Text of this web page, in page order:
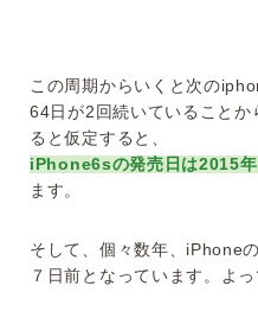
この周期からいくと次の
64日が2回続いていること
ると仮定すると、
iPhone6sの発売日は2015年
ます。
そして、個々数年、iPhone
７日前となっています。よっ